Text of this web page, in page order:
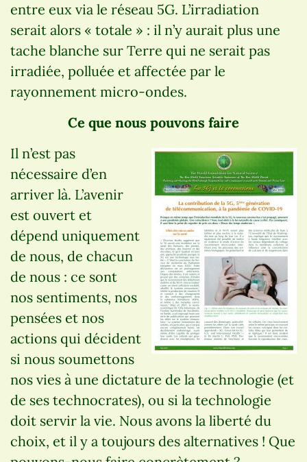
entre eux via le réseau 5G. L’irradiation
serait alors « totale » : il n’y aurait plus une
tache blanche sur Terre qui ne serait pas
irradiée, polluée et affectée par le
rayonnement micro-ondes.
Ce que nous pouvons faire
Il n’est pas
nécessaire d’en
arriver là. L’avenir
est ouvert et
dépend uniquement
de nous, de chacun
de nous : ce sont
nos sentiments, nos
pensées et nos
actions qui décident
si nous soumettons
nos vies à une dictature de la technologie (et
de ses technocrates), ou si la technologie
doit servir la vie. Nous avons la liberté du
choix, et il y a toujours des alternatives ! Que